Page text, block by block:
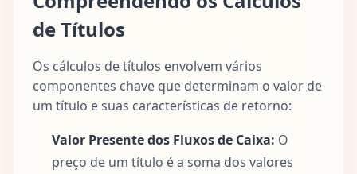
de Títulos
Os cálculos de títulos envolvem vários
componentes chave que determinam o valor de
um título e suas características de retorno:
Valor Presente dos Fluxos de Caixa: O
preço de um título é a soma dos valores